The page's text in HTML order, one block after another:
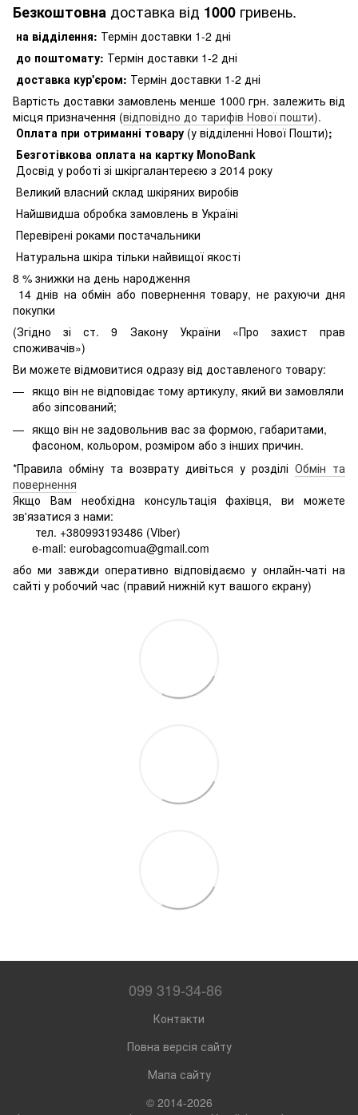
Безкоштовна доставка від 1000 гривень.
на відділення: Термін доставки 1-2 дні
до поштомату: Термін доставки 1-2 дні
доставка кур'єром: Термін доставки 1-2 дні
Вартість доставки замовлень менше 1000 грн. залежить від
місця призначення (відповідно до тарифів Нової пошти).
Оплата при отриманні товару (у відділенні Нової Пошти);
Безготівкова оплата на картку MonoBank
Досвід у роботі зі шкіргалантереєю з 2014 року
Великий власний склад шкіряних виробів
Найшвидша обробка замовлень в Україні
Перевірені роками постачальники
Натуральна шкіра тільки найвищої якості
8 % знижки на день народження
14 днів на обмін або повернення товару, не рахуючи дня
покупки
(Згідно зі ст. 9 Закону України «Про захист прав
споживачів»)
Ви можете відмовитися одразу від доставленого товару:
якщо він не відповідає тому артикулу, який ви замовляли
або зіпсований;
якщо він не задовольнив вас за формою, габаритами,
фасоном, кольором, розміром або з інших причин.
*Правила обміну та возврату дивіться у розділі Обмін та
повернення
Якщо Вам необхідна консультація фахівця, ви можете
зв'язатися з нами:
тел. +380993193486 (Viber)
e-mail: eurobagcomua@gmail.com
або ми завжди оперативно відповідаємо у онлайн-чаті на
сайті у робочий час (правий нижній кут вашого єкрану)
099 319-34-86
Контакти
Повна версія сайту
Мапа сайту
© 2014-2026